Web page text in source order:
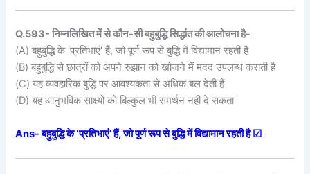
Q.593- निम्नलिखित में से कौन-सी बहुबुद्धि सिद्धांत की आलोचना है-
(A) बहुबुद्धि के ‘प्रतिभाएं’ हैं, जो पूर्ण रूप से बुद्धि में विद्यामान रहती है
(B) बहुबुद्धि से छात्रों को अपने रुझान को खोजने में मदद उपलब्ध कराती है
(C) यह व्यवहारिक बुद्धि पर आवश्यकता से अधिक बल देती हैं
(D) यह आनुभविक साक्ष्यों को बिल्कुल भी समर्थन नहीं दे सकता
Ans- बहुबुद्धि के ‘प्रतिभाएं’ हैं, जो पूर्ण रूप से बुद्धि में विद्यामान रहती है ☑